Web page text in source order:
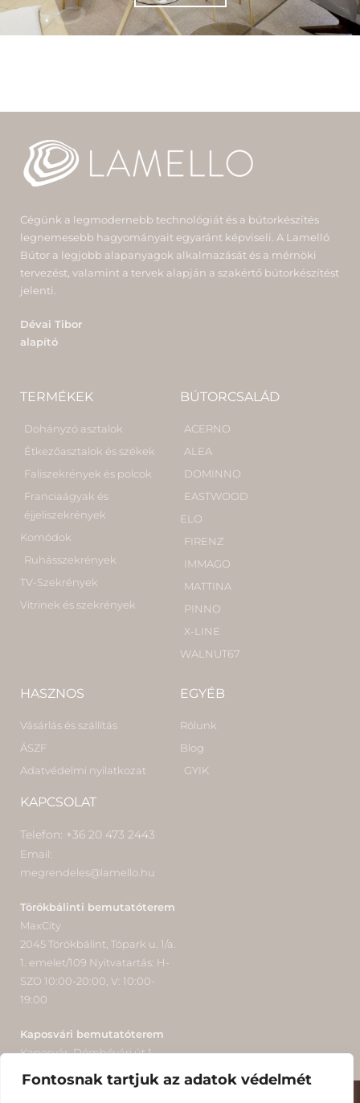
Fontosnak tartjuk az adatok védelmét
Cégünk a legmodernebb technológiát és a bútorkészítés
legnemesebb hagyományait egyaránt képviseli. A Lamelló
Bútor a legjobb alapanyagok alkalmazását és a mérnöki
tervezést, valamint a tervek alapján a szakértő bútorkészítést
jelenti.
Dévai Tibor
alapító
TERMÉKEK
Dohányzó asztalok
Étkezőasztalok és székek
Faliszekrények és polcok
Franciaágyak és
éjjeliszekrények
Komódok
Ruhásszekrények
TV-Szekrények
Vitrinek és szekrények
BÚTORCSALÁD
ACERNO
ALEA
DOMINNO
EASTWOOD
ELO
FIRENZ
IMMAGO
MATTINA
PINNO
X-LINE
WALNUT67
HASZNOS
Vásárlás és szállítás
ÁSZF
Adatvédelmi nyilatkozat
KAPCSOLAT
Telefon: +36 20 473 2443
Email:
megrendeles@lamello.hu
Törökbálinti bemutatóterem
MaxCity
2045 Törökbálint, Tópark u. 1/a.
1. emelet/109 Nyitvatartás: H-
SZO 10:00-20:00, V: 10:00-
19:00
Kaposvári bemutatóterem
Kaposvár, Dómbóvári út 1.
Nyitvatartás: H-P 8:00-16:00
EGYÉB
Rólunk
Blog
GYIK